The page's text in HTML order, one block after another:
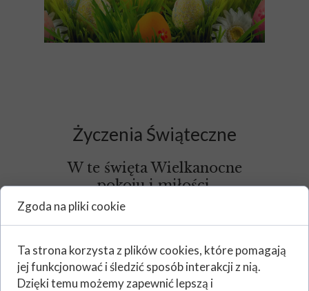
Życzenia Świąteczne
W te święta Wielkanocne
pokoju i miłości.
Niech będzie to czas
wiosennej nadziei,
gdzie każdy moment
szczęściem się mieni.
Zgoda na pliki cookie
Ta strona korzysta z plików cookies, które pomagają
jej funkcjonować i śledzić sposób interakcji z nią.
Dzięki temu możemy zapewnić lepszą i